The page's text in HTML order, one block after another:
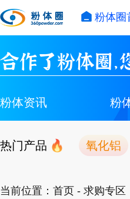
粉体圈
合作了粉体圈，
粉体资讯 粉
热门产品 氧化铝
当前位置： 首页 - 求购专区